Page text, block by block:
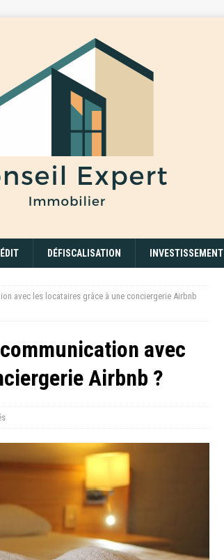
DÉFISCALISATION INVESTISSEMENT
avec les locataires grâce à une conciergerie Airbnb
avec
Airbnb ?